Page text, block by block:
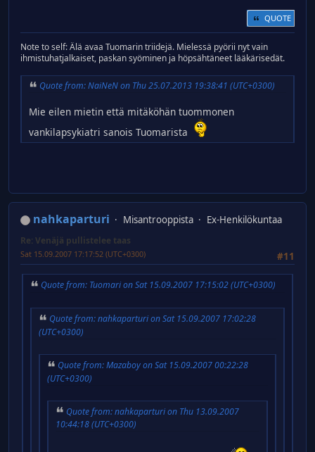
QUOTE
Note to self: Älä avaa Tuomarin triidejä. Mielessä pyörii nyt vain
ihmistuhatjalkaiset, paskan syöminen ja höpsähtäneet lääkärisedät.
Quote from: NaiNeN on Thu 25.07.2013 19:38:41 (UTC+0300)
Mie eilen mietin että mitäköhän tuommonen
vankilapsykiatri sanois Tuomarista
nahkaparturi Misantrooppista Ex-Henkilökuntaa
Re: Venäjä pullistelee taas
#11
Sat 15.09.2007 17:17:52 (UTC+0300)
Quote from: Tuomari on Sat 15.09.2007 17:15:02 (UTC+0300)
Quote from: nahkaparturi on Sat 15.09.2007 17:02:28
(UTC+0300)
Quote from: Mazaboy on Sat 15.09.2007 00:22:28
(UTC+0300)
Quote from: nahkaparturi on Thu 13.09.2007
10:44:18 (UTC+0300)